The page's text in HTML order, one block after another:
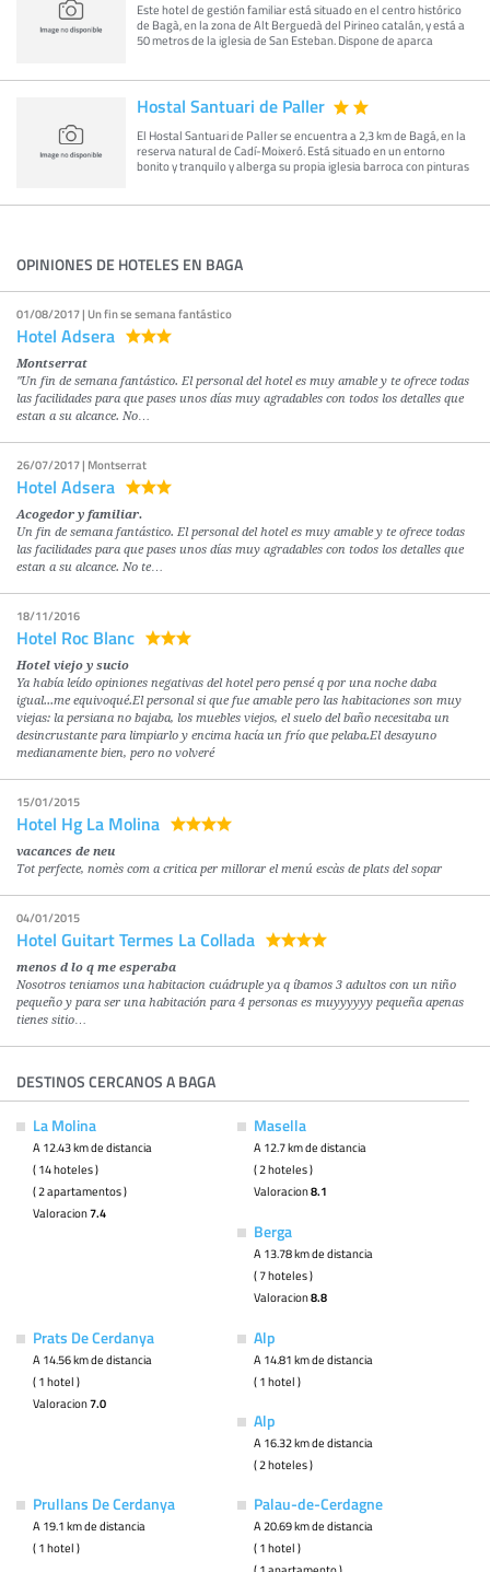
Este hotel de gestión familiar está situado en el centro histórico
de Bagà, en la zona de Alt Berguedà del Pirineo catalán, y está a
50 metros de la iglesia de San Esteban. Dispone de aparca
Hostal Santuari de Paller
El Hostal Santuari de Paller se encuentra a 2,3 km de Bagá, en la
reserva natural de Cadí-Moixeró. Está situado en un entorno
bonito y tranquilo y alberga su propia iglesia barroca con pinturas
OPINIONES DE HOTELES EN BAGA
01/08/2017 | Un fin se semana fantástico
Hotel Adsera
Montserrat
"Un fin de semana fantástico. El personal del hotel es muy amable y te ofrece todas
las facilidades para que pases unos días muy agradables con todos los detalles que
estan a su alcance. No…
26/07/2017 | Montserrat
Hotel Adsera
Acogedor y familiar.
Un fin de semana fantástico. El personal del hotel es muy amable y te ofrece todas
las facilidades para que pases unos días muy agradables con todos los detalles que
estan a su alcance. No te…
18/11/2016
Hotel Roc Blanc
Hotel viejo y sucio
Ya había leído opiniones negativas del hotel pero pensé q por una noche daba
igual...me equivoqué.El personal si que fue amable pero las habitaciones son muy
viejas: la persiana no bajaba, los muebles viejos, el suelo del baño necesitaba un
desincrustante para limpiarlo y encima hacía un frío que pelaba.El desayuno
medianamente bien, pero no volveré
15/01/2015
Hotel Hg La Molina
vacances de neu
Tot perfecte, nomès com a critica per millorar el menú escàs de plats del sopar
04/01/2015
Hotel Guitart Termes La Collada
menos d lo q me esperaba
Nosotros teniamos una habitacion cuádruple ya q íbamos 3 adultos con un niño
pequeño y para ser una habitación para 4 personas es muyyyyyy pequeña apenas
tienes sitio…
DESTINOS CERCANOS A BAGA
La Molina
A 12.43 km de distancia
( 14 hoteles )
( 2 apartamentos )
Valoracion7.4
Masella
A 12.7 km de distancia
( 2 hoteles )
Valoracion8.1
Berga
A 13.78 km de distancia
( 7 hoteles )
Valoracion8.8
Prats De Cerdanya
A 14.56 km de distancia
( 1 hotel )
Valoracion7.0
Alp
A 14.81 km de distancia
( 1 hotel )
Alp
A 16.32 km de distancia
( 2 hoteles )
Prullans De Cerdanya
A 19.1 km de distancia
( 1 hotel )
Palau-de-Cerdagne
A 20.69 km de distancia
( 1 hotel )